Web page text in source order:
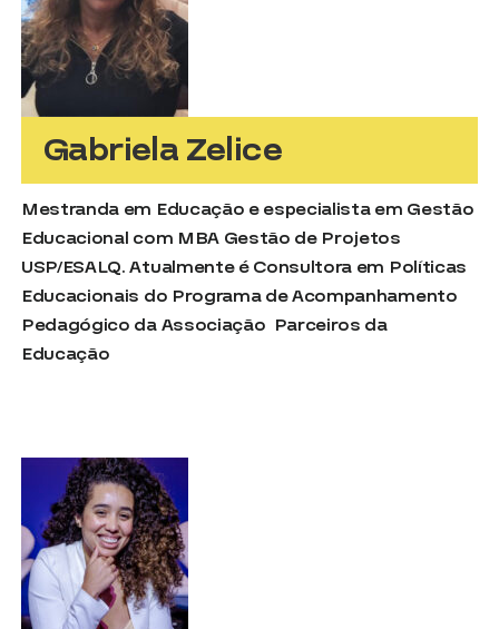
Gabriela Zelice
Mestranda em Educação e especialista em Gestão
Educacional com MBA Gestão de Projetos
USP/ESALQ. Atualmente é Consultora em Políticas
Educacionais do Programa de Acompanhamento
Pedagógico da Associação Parceiros da
Educação